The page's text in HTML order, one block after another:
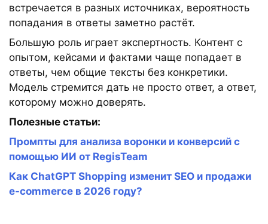
встречается в разных источниках, вероятность
попадания в ответы заметно растёт.
Большую роль играет экспертность. Контент с
опытом, кейсами и фактами чаще попадает в
ответы, чем общие тексты без конкретики.
Модель стремится дать не просто ответ, а ответ,
которому можно доверять.
Полезные статьи:
Промпты для анализа воронки и конверсий с
помощью ИИ от RegisTeam
Как ChatGPT Shopping изменит SEO и продажи
e-commerce в 2026 году?